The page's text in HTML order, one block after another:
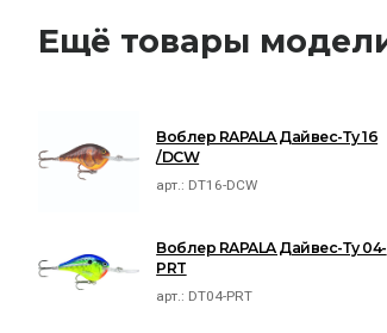
Ещё товары
Воблер RAPALA Дайвес-Ту 16
/DCW
арт.: DT16-DCW
Воблер RAPALA Дайвес-Ту 04-
PRT
арт.: DT04-PRT